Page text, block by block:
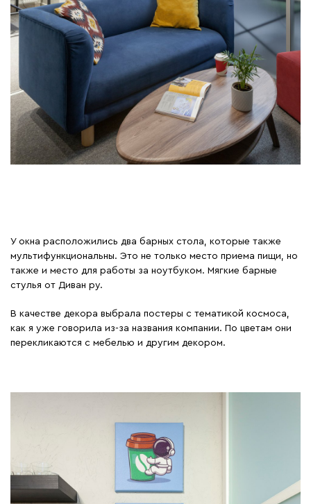
У окна расположились два барных стола, которые также
мультифункциональны. Это не только место приема пищи, но
также и место для работы за ноутбуком. Мягкие барные
стулья от Диван ру.
В качестве декора выбрала постеры с тематикой космоса,
как я уже говорила из-за названия компании. По цветам они
перекликаются с мебелью и другим декором.